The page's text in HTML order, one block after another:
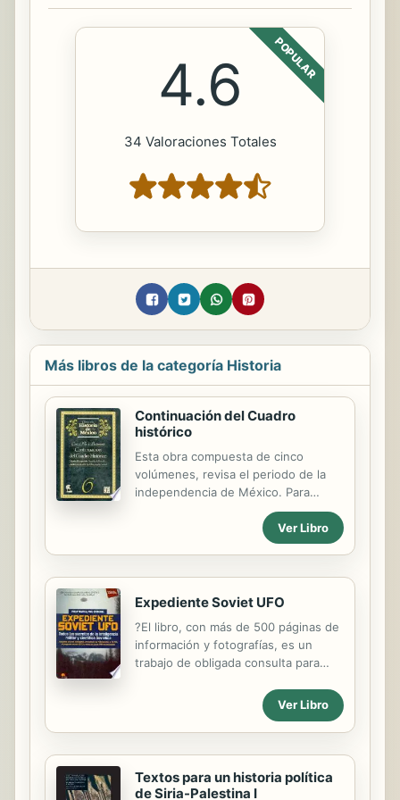
POPULAR
4.6
34 Valoraciones Totales
Más libros de la categoría Historia
Continuación del Cuadro
histórico
Esta obra compuesta de cinco
volúmenes, revisa el periodo de la
independencia de México. Para
escribirla, su autor recurrió a fuentes
directas: a los testimonios de
personas fidedignas y de buena
así como a documentos oficiales de
la época.
Ver Libro
Expediente Soviet UFO
?El libro, con más de 500 páginas de
información y fotografías, es un
trabajo de obligada consulta para
de la ex URSS. Se trata de un ensayo
que recoge los avistamientos, los
hallazgos, los documentos oficiales y
confidenciales de la KGB.? (Diario de
Pontevedra, Julio de 2010) ?
Asimismo, los autores acercan al
Ver Libro
Textos para un historia política
de Siria-Palestina I